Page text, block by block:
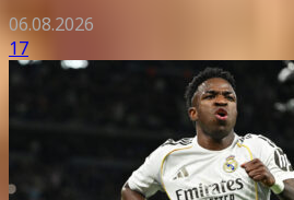
06.08.2026
17